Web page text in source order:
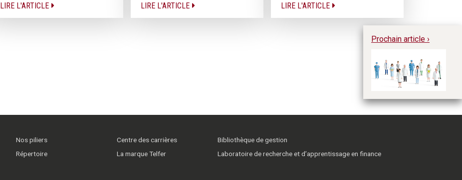
LIRE L'ARTICLE LIRE L'ARTICLE LIRE L'ARTICLE
Prochain article ›
Nos piliers
Répertoire
Centre des carrières
La marque Telfer
Bibliothèque de gestion
Laboratoire de recherche et d’apprentissage en finance